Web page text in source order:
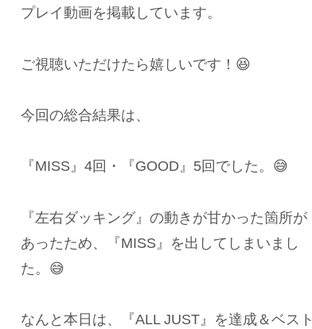
プレイ動画を掲載しています。
ご視聴いただけたら嬉しいです！😆
今回の総合結果は、
『MISS』4回・『GOOD』5回でした。😅
『左右ダッキング』の動きが甘かった箇所が
あったため、『MISS』を出してしまいまし
た。😅
なんと本日は、『ALL JUST』を達成＆ベスト